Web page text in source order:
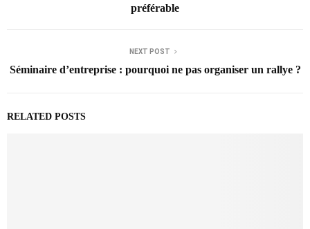
préférable
NEXT POST
Séminaire d’entreprise : pourquoi ne pas organiser un rallye ?
RELATED POSTS